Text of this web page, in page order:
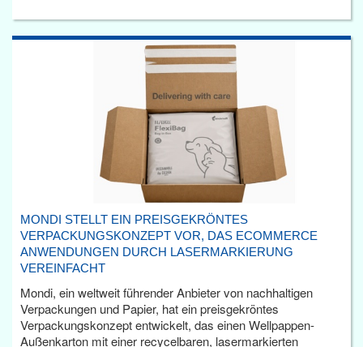
MONDI STELLT EIN PREISGEKRÖNTES
VERPACKUNGSKONZEPT VOR, DAS ECOMMERCE
ANWENDUNGEN DURCH LASERMARKIERUNG
VEREINFACHT
Mondi, ein weltweit führender Anbieter von nachhaltigen
Verpackungen und Papier, hat ein preisgekröntes
Verpackungskonzept entwickelt, das einen Wellpappen-
Außenkarton mit einer recycelbaren, lasermarkierten